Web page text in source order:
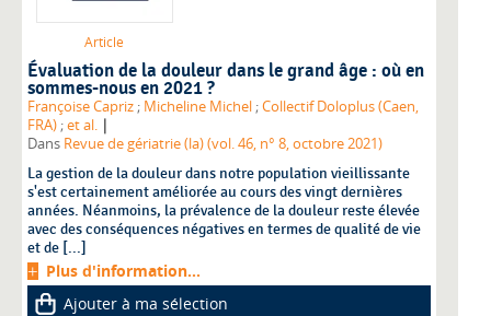
Article
Évaluation de la douleur dans le grand âge : où en
sommes-nous en 2021 ?
Françoise Capriz ; Micheline Michel ;Collectif Doloplus (Caen,
FRA) ;et al. |
Dans Revue de gériatrie (la) (vol. 46, n° 8, octobre 2021)
La gestion de la douleur dans notre population vieillissante
s'est certainement améliorée au cours des vingt dernières
années. Néanmoins, la prévalence de la douleur reste élevée
avec des conséquences négatives en termes de qualité de vie
et de [...]
Plus d'information...
Ajouter à ma sélection